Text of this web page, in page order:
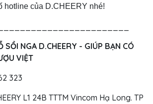
hotline của D.CHEERY nhé!
SỒI NGA D.CHEERY - GIÚP BẠN CÓ
VIỆT
323
L1 24B TTTM Vincom Hạ Long. TP